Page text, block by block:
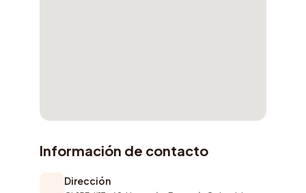
Información de contacto
Dirección